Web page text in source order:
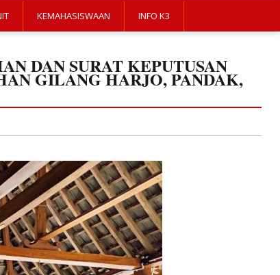
KEMAHASISWAAN INFO K3
DAN SURAT KEPUTUSAN
GILANG HARJO, PANDAK,